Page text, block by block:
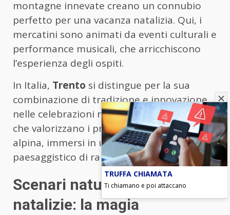
montagne innevate creano un connubio
perfetto per una vacanza natalizia. Qui, i
mercatini sono animati da eventi culturali e
performance musicali, che arricchiscono
l’esperienza degli ospiti.
In Italia, Trento si distingue per la sua
combinazione di tradizione e innovazione
nelle celebrazioni natalizie, con mercatini
che valorizzano i prodotti tipici e la cultura
alpina, immersi in un contesto
paesaggistico di rara suggestione.
Scenari naturali e luci
natalizie: la magia
TRUFFA CHIAMATA
Ti chiamano e poi attaccano